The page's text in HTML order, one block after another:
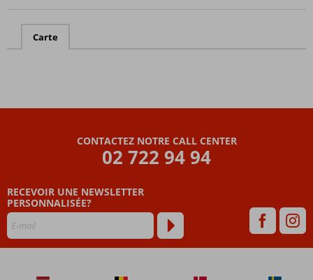
Carte
CONTACTEZ NOTRE CALL CENTER
02 722 94 94
RECEVOIR UNE NEWSLETTER
PERSONNALISÉE?